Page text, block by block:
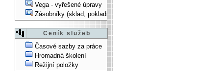
Vega - vyřešené úpravy
Zásobníky (sklad, pokladna, bank. účet) - vyřešené
Ceník služeb
Časové sazby za práce
Hromadná školení
Režijní položky